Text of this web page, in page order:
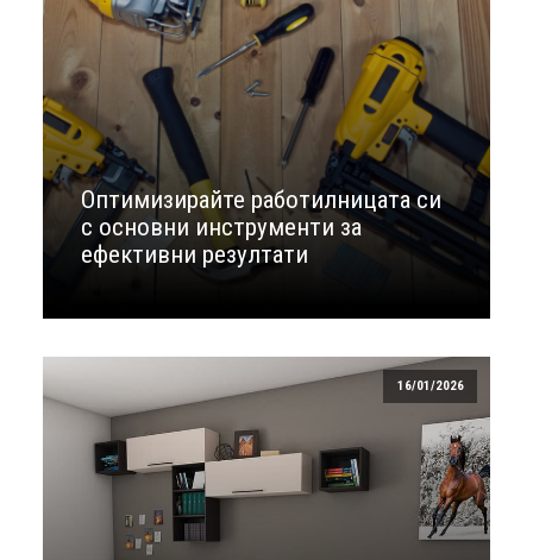
Оптимизирайте работилницата си
с основни инструменти за
ефективни резултати
16/01/2026